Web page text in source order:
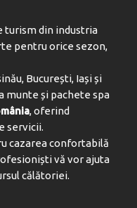
turism din industria
pentru orice sezon,
București, Iași și
munte și pachete spa
, oferind
servicii.
cazarea confortabilă
vă vor ajuta
călătoriei.